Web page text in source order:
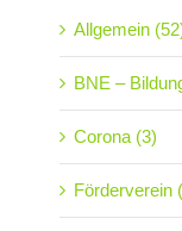
Allgemein
BNE –
Corona (3)
Förderverein